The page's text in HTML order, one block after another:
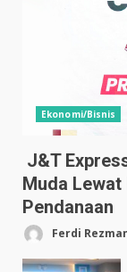
Ekonomi/Bisnis
J&T
Muda
Pendanaan
Ferdi